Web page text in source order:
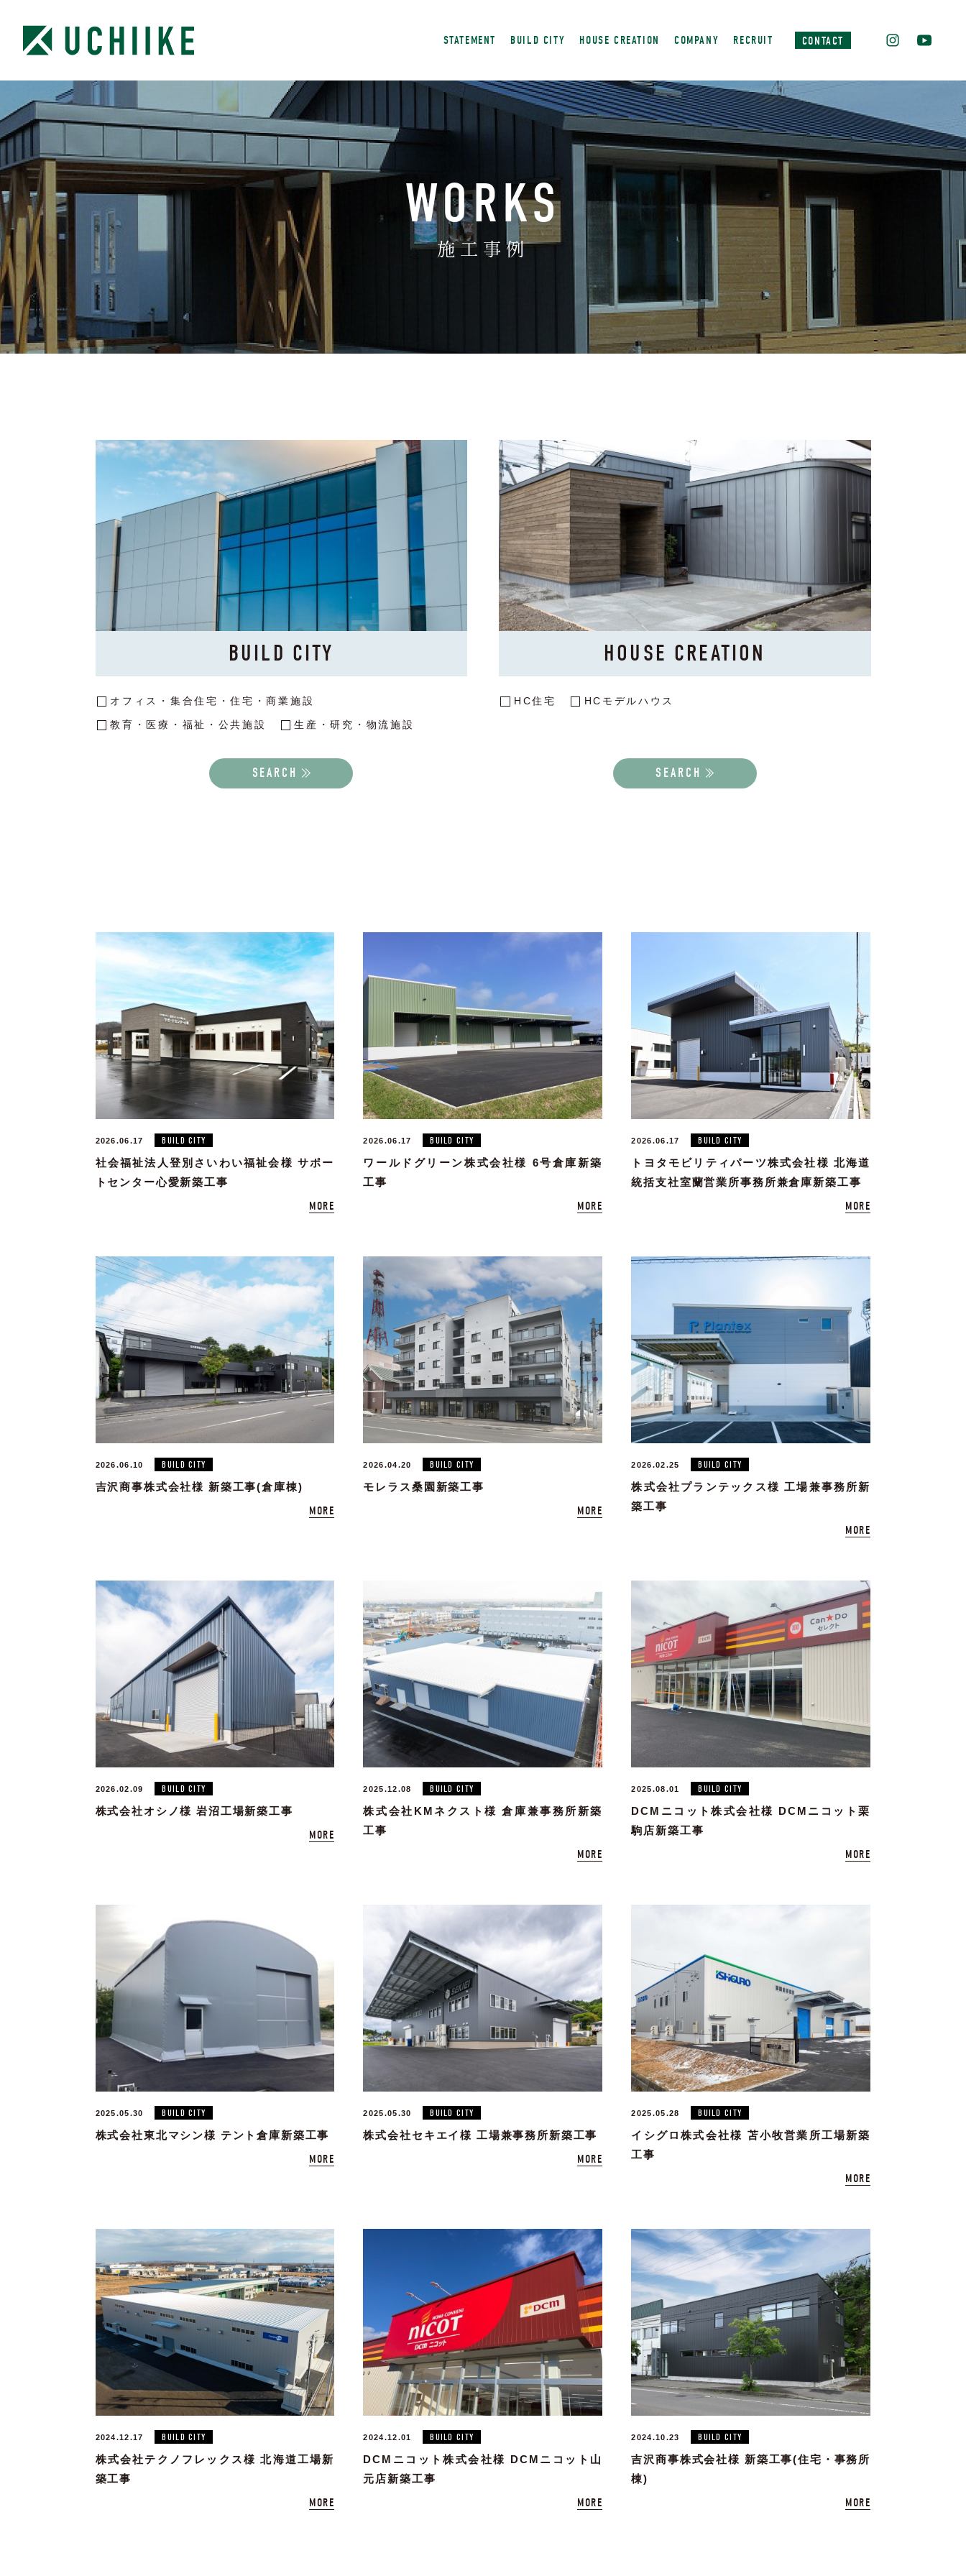
STATEMENT BUILD CITY HOUSE CREATION COMPANY RECRUIT CONTACT
WORKS
施工事例
BUILD CITY
オフィス・集合住宅・住宅・商業施設
教育・医療・福祉・公共施設 生産・研究・物流施設
SEARCH
HOUSE CREATION
HC住宅 HCモデルハウス
SEARCH
2026.06.17 BUILD CITY
社会福祉法人登別さいわい福祉会様 サポー
トセンター心愛新築工事
MORE
2026.06.17 BUILD CITY
ワールドグリーン株式会社様 6号倉庫新築
工事
MORE
2026.06.17 BUILD CITY
トヨタモビリティパーツ株式会社様 北海道
統括支社室蘭営業所事務所兼倉庫新築工事
MORE
2026.06.10 BUILD CITY
吉沢商事株式会社様 新築工事(倉庫棟)
MORE
2026.04.20 BUILD CITY
モレラス桑園新築工事
MORE
2026.02.25 BUILD CITY
株式会社プランテックス様 工場兼事務所新
築工事
MORE
2026.02.09 BUILD CITY
株式会社オシノ様 岩沼工場新築工事
MORE
2025.12.08 BUILD CITY
株式会社KMネクスト様 倉庫兼事務所新築
工事
MORE
2025.08.01 BUILD CITY
DCMニコット株式会社様 DCMニコット栗
駒店新築工事
MORE
2025.05.30 BUILD CITY
株式会社東北マシン様 テント倉庫新築工事
MORE
2025.05.30 BUILD CITY
株式会社セキエイ様 工場兼事務所新築工事
MORE
2025.05.28 BUILD CITY
イシグロ株式会社様 苫小牧営業所工場新築
工事
MORE
2024.12.17 BUILD CITY
株式会社テクノフレックス様 北海道工場新
築工事
MORE
2024.12.01 BUILD CITY
DCMニコット株式会社様 DCMニコット山
元店新築工事
MORE
2024.10.23 BUILD CITY
吉沢商事株式会社様 新築工事(住宅・事務所
棟)
MORE